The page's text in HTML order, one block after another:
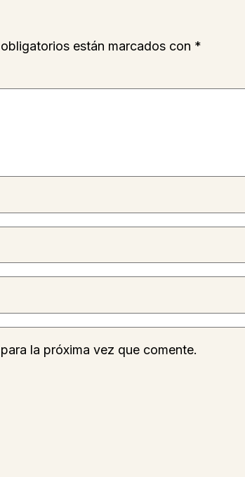
están marcados con *
la próxima vez que comente.